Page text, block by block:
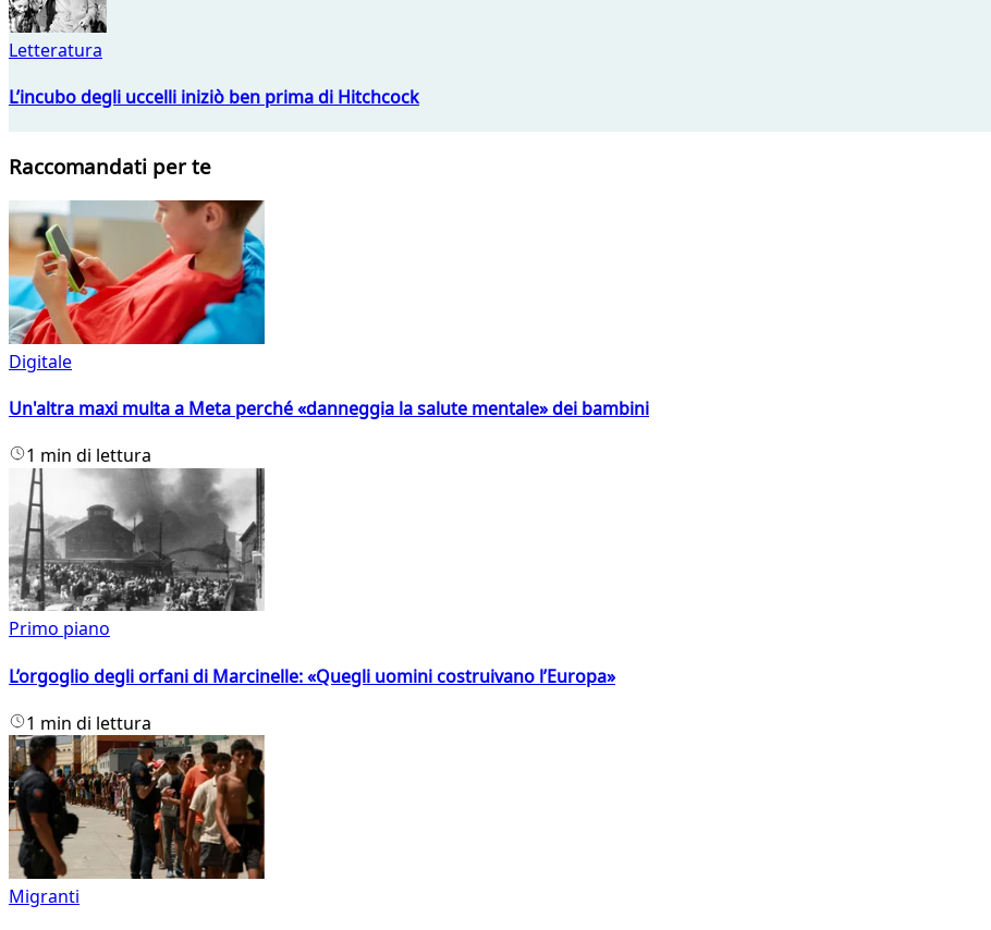
Letteratura
L’incubo degli uccelli iniziò ben prima di Hitchcock
Raccomandati per te
Digitale
Un'altra maxi multa a Meta perché «danneggia la salute mentale» dei bambini
1 min di lettura
Primo piano
L’orgoglio degli orfani di Marcinelle: «Quegli uomini costruivano l’Europa»
1 min di lettura
Migranti